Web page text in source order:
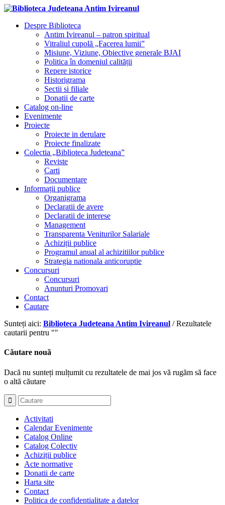
Despre Biblioteca
Antim Ivireanul – patron spiritual
Vitraliul cupolă „Facerea lumii”
Misiune, Viziune, Obiective generale BJAI
Politica în domeniul calității
Repere istorice
Historigrama
Sectii si filiale
Donatii de carte
Catalog on-line
Evenimente
Proiecte
Proiecte in derulare
Proiecte finalizate
Colectia „Biblioteca Judeteana”
Reviste
Carti
Documentare
Informații publice
Organigrama
Declaratii de avere
Declaratii de interese
Management
Transparenta Veniturilor Salariale
Achiziții publice
Programul anual al achizitiilor publice
Strategia nationala anticoruptie
Concursuri
Concursuri
Anunturi Promovari
Contact
Cautare
Sunteți aici: Biblioteca Judeteana Antim Ivireanul / Rezultatele
cautarii pentru ""
Căutare nouă
Dacă nu sunteți mulțumit cu rezultatele de mai jos vă rugăm să face
o altă căutare
Activitati
Calendar Evenimente
Catalog Online
Catalog Colectiv
Achiziții publice
Acte normative
Donatii de carte
Harta site
Contact
Politica de confidentialitate a datelor